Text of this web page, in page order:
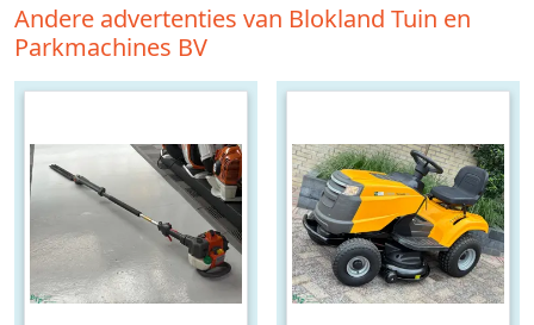
Andere advertenties van Blokland Tuin en
Parkmachines BV